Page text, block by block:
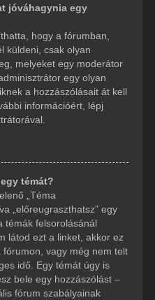
jóváhagynia egy
hogy a fórumban,
küldeni, csak olyan
melyeket egy moderátor
egy olyan
a hozzászólásait át kell
információért, lépj
témát?
„Téma
„előreugraszthatsz” egy
témák felsorolásánál
látod ezt a linket, akkor ez
vagy még nem telt
idő. Egy témát úgy is
bele egy hozzászólást –
fórum szabályainak